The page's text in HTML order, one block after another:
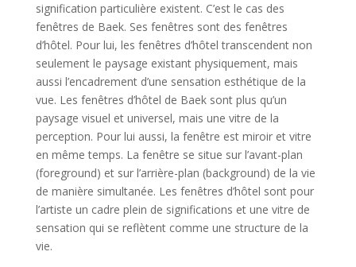
signification particulière existent. C’est le cas des
fenêtres de Baek. Ses fenêtres sont des fenêtres
d’hôtel. Pour lui, les fenêtres d’hôtel transcendent non
seulement le paysage existant physiquement, mais
aussi l’encadrement d’une sensation esthétique de la
vue. Les fenêtres d’hôtel de Baek sont plus qu’un
paysage visuel et universel, mais une vitre de la
perception. Pour lui aussi, la fenêtre est miroir et vitre
en même temps. La fenêtre se situe sur l’avant-plan
(foreground) et sur l’arrière-plan (background) de la vie
de manière simultanée. Les fenêtres d’hôtel sont pour
l’artiste un cadre plein de significations et une vitre de
sensation qui se reflètent comme une structure de la
vie.